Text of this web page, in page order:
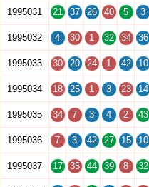
1995031 21 37 26 40 5 3
1995032 4 30 1 32 34 36
1995033 30 20 24 1 42 10
1995034 18 25 1 3 23 14
1995035 34 7 3 4 2 43
1995036 7 3 42 27 15 10
1995037 17 35 44 39 8 32